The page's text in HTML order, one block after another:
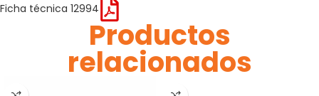
Ficha técnica 12994
Productos
relacionados